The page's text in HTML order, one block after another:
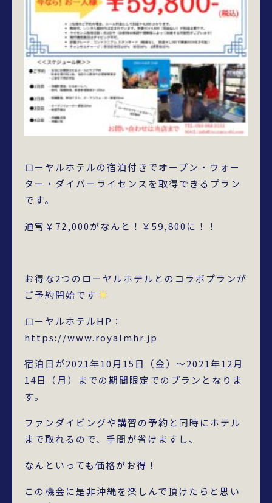
ローヤルホテルの宿泊付きでオープン・ウォー
ター・ダイバーライセンスを取得できるプラン
です。
通常￥72,000がなんと！￥59,800に！！
お得な2つのローヤルホテルとのコラボプランが
ご予約開始です
ローヤルホテルHP：
https://www.royalmhr.jp
宿泊日が2021年10月15日（金）～2021年12月
14日（月）までの期間限定でのプランとなりま
す。
ファンダイビングや講習の予約と同時にホテル
まで取れるので、手間が省けますし、
なんといっても価格がお得！
この機会に是非沖縄を楽しんで頂けたらと思い